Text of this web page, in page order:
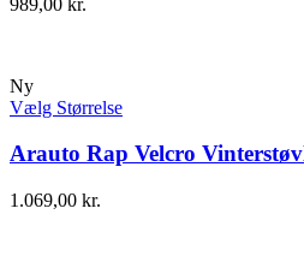
Ny
Vælg Størrelse
Arauto Rap Velcro
1.069,00 kr.